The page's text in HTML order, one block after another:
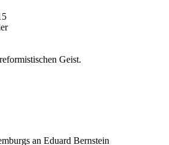
Geist.
an Eduard Bernstein